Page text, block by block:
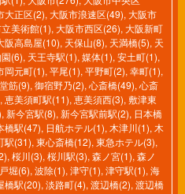
大正区(2), 大阪市浪速区(49), 大阪市
美術館(1), 大阪市西区(26), 大阪新町
阪高島屋(10), 天保山(8), 天満橋(5), 天
(6), 天王寺駅(1), 媒体(1), 安土町(1),
岡元町(1), 平尾(1), 平野町(2), 幸町(1),
筋(9), 御宿野乃(2), 心斎橋(49), 心斎
, 恵美須町駅(11), 恵美須西(3), 敷津東
, 新今宮駅(8), 新今宮駅前駅(2), 日本橋
橋駅(47), 日航ホテル(1), 木津川(1), 木
駅(31), 東心斎橋(12), 東急ホテル(3),
, 桜川(3), 桜川駅(3), 森ノ宮(1), 森ノ
堀(6), 波除(1), 津守(1), 津守駅(1), 海
橋駅(20), 淡路町(4), 渡辺橋(2), 渡辺橋